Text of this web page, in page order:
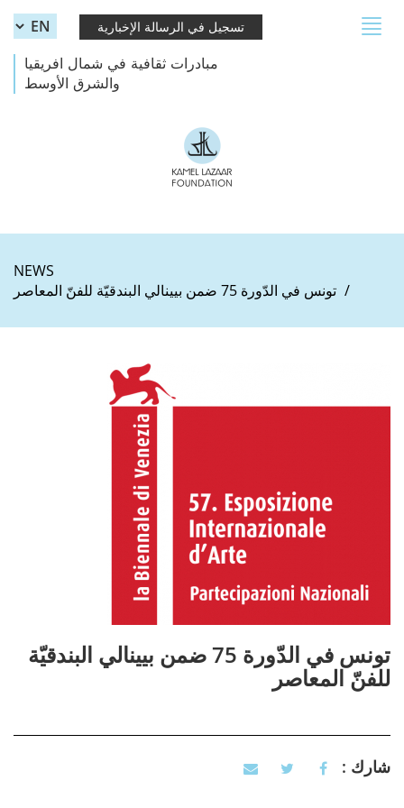
تسجيل في الرسالة الإخبارية
مبادرات ثقافية في شمال افريقيا
والشرق الأوسط
Toggle
NEWS
تونس في الدّورة 75 ضمن بيينالي البندقيّة للفنّ المعاصر
تونس في الدّورة 75 ضمن بيينالي البندقيّة
للفنّ المعاصر
شارك :